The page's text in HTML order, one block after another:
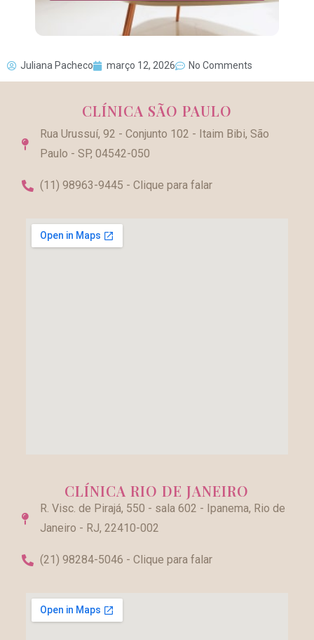
Juliana Pacheco março 12, 2026 No Comments
CLÍNICA SÃO PAULO
Rua Urussuí, 92 - Conjunto 102 - Itaim Bibi, São
Paulo - SP, 04542-050
(11) 98963-9445 - Clique para falar
CLÍNICA RIO DE JANEIRO
R. Visc. de Pirajá, 550 - sala 602 - Ipanema, Rio de
Janeiro - RJ, 22410-002
(21) 98284-5046 - Clique para falar